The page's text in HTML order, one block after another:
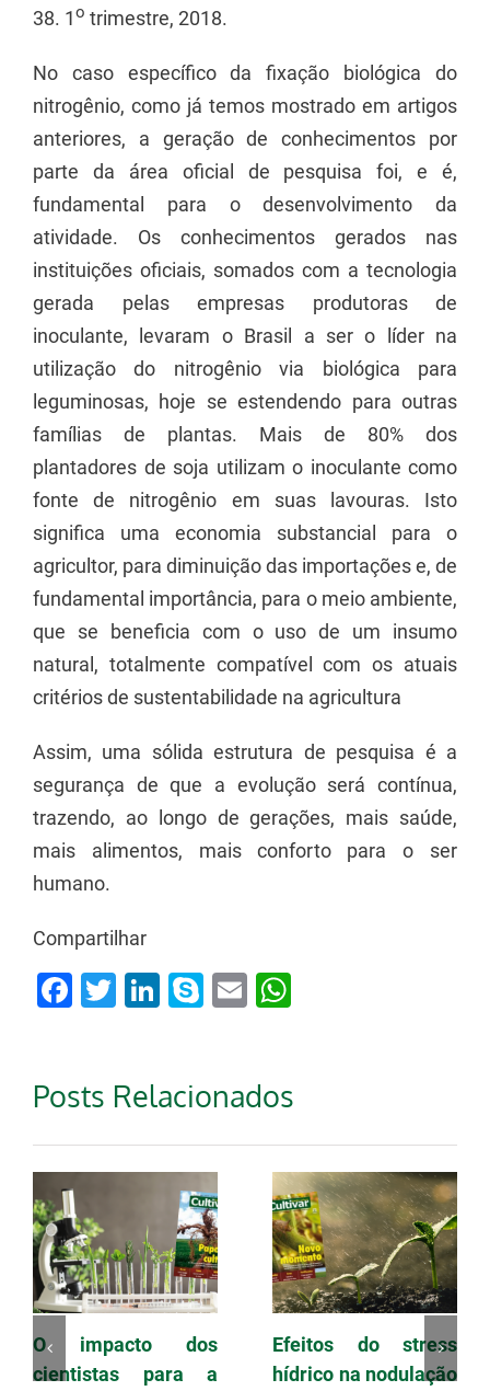
38. 1o trimestre, 2018.
No caso específico da fixação biológica do
nitrogênio, como já temos mostrado em artigos
anteriores, a geração de conhecimentos por
parte da área oficial de pesquisa foi, e é,
fundamental para o desenvolvimento da
atividade. Os conhecimentos gerados nas
instituições oficiais, somados com a tecnologia
gerada pelas empresas produtoras de
inoculante, levaram o Brasil a ser o líder na
utilização do nitrogênio via biológica para
leguminosas, hoje se estendendo para outras
famílias de plantas. Mais de 80% dos
plantadores de soja utilizam o inoculante como
fonte de nitrogênio em suas lavouras. Isto
significa uma economia substancial para o
agricultor, para diminuição das importações e, de
fundamental importância, para o meio ambiente,
que se beneficia com o uso de um insumo
natural, totalmente compatível com os atuais
critérios de sustentabilidade na agricultura
Assim, uma sólida estrutura de pesquisa é a
segurança de que a evolução será contínua,
trazendo, ao longo de gerações, mais saúde,
mais alimentos, mais conforto para o ser
humano.
Compartilhar
Facebook
Twitter
LinkedIn
Skype
Email
Posts Relacionados
O impacto dos
cientistas para a
Efeitos do stress
hídrico na nodulação